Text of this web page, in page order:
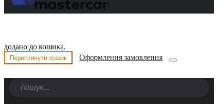
додано до кошика.
Переглянути кошик Оформлення замовлення